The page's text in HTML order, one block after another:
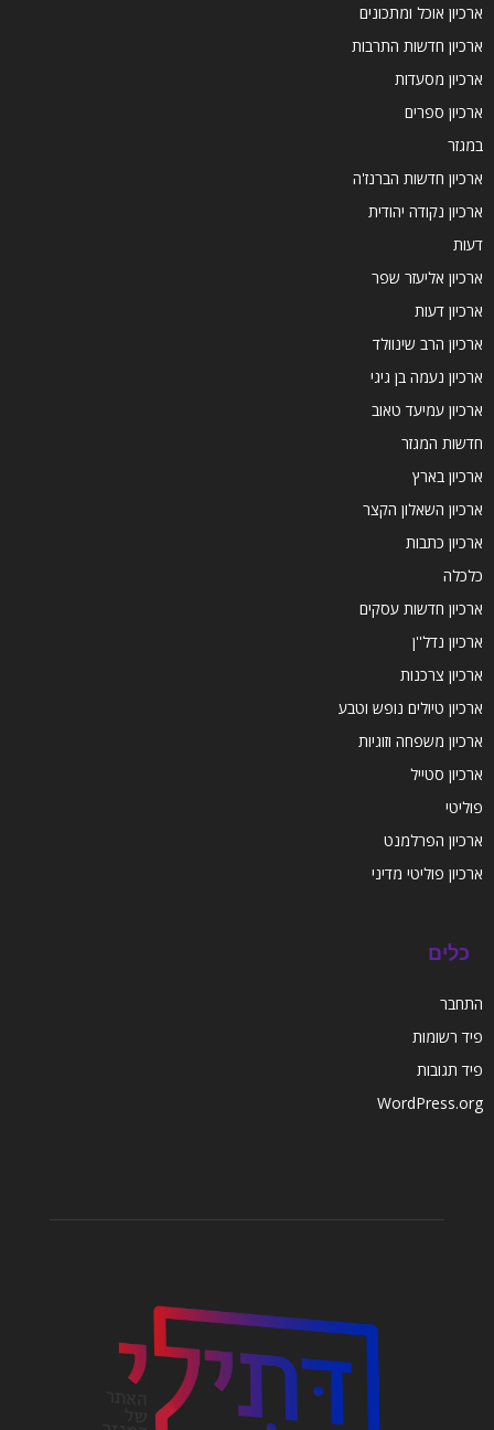
ארכיון אוכל ומתכונים
ארכיון חדשות התרבות
ארכיון מסעדות
ארכיון ספרים
במגזר
ארכיון חדשות הברנז'ה
ארכיון נקודה יהודית
דעות
ארכיון אליעזר שפר
ארכיון דעות
ארכיון הרב שינוולד
ארכיון נעמה בן גיגי
ארכיון עמיעד טאוב
חדשות המגזר
ארכיון בארץ
ארכיון השאלון הקצר
ארכיון כתבות
כלכלה
ארכיון חדשות עסקים
ארכיון נדל''ן
ארכיון צרכנות
ארכיון טיולים נופש וטבע
ארכיון משפחה וזוגיות
ארכיון סטייל
פוליטי
ארכיון הפרלמנט
ארכיון פוליטי מדיני
כלים
התחבר
פיד רשומות
פיד תגובות
WordPress.org